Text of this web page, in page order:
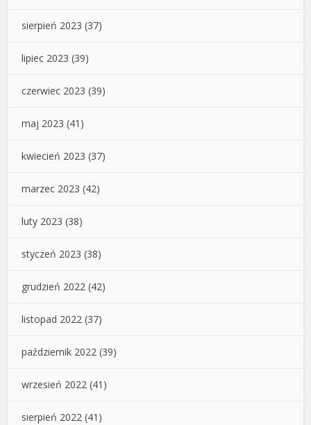
sierpień 2023 (37)
lipiec 2023 (39)
czerwiec 2023 (39)
maj 2023 (41)
kwiecień 2023 (37)
marzec 2023 (42)
luty 2023 (38)
styczeń 2023 (38)
grudzień 2022 (42)
listopad 2022 (37)
październik 2022 (39)
wrzesień 2022 (41)
sierpień 2022 (41)